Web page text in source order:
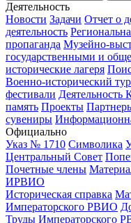
Деятельность
Новости Задачи Отчет о
деятельность
пропаганда Музейно-
государственными и
исторические лагеря
Военно-исторический
фестивали Деятельность
память Проекты
сувениры
Официально
Указ № 1710 Символика
Центральный Совет
Почетные члены
ИРВИО
Историческая справка
Императорского РВИО
Труды Императорского